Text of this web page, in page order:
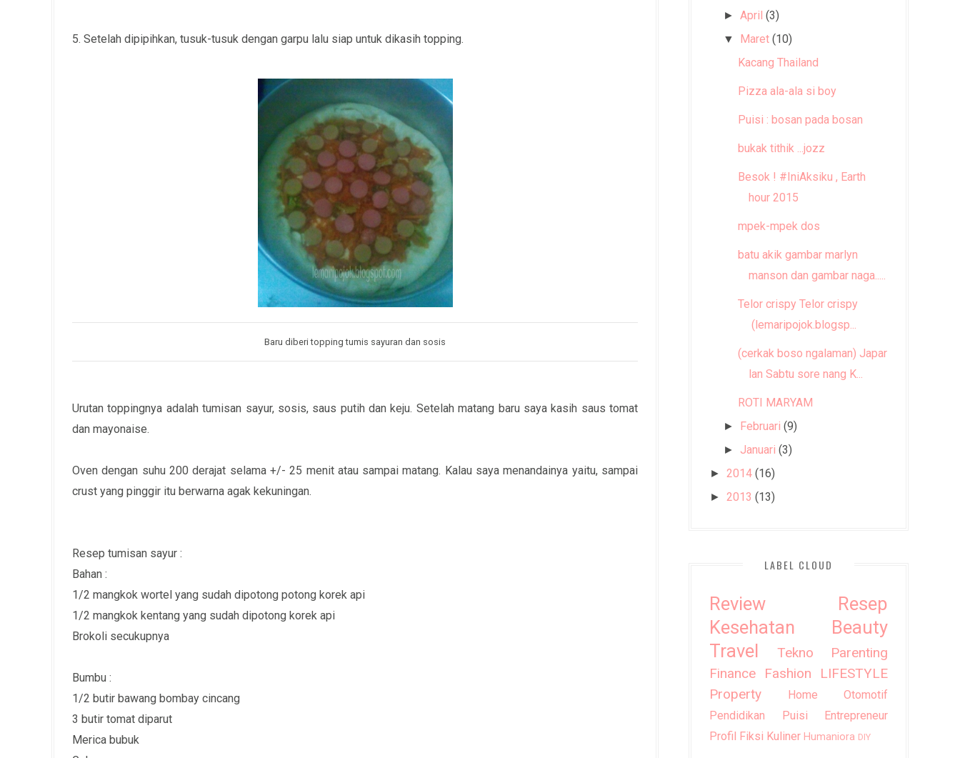
5. Setelah dipipihkan, tusuk-tusuk dengan garpu lalu siap untuk dikasih topping.
Baru diberi topping tumis sayuran dan sosis
Urutan toppingnya adalah tumisan sayur, sosis, saus putih dan keju. Setelah matang baru saya kasih saus tomat
dan mayonaise.
Oven dengan suhu 200 derajat selama +/- 25 menit atau sampai matang. Kalau saya menandainya yaitu, sampai
crust yang pinggir itu berwarna agak kekuningan.
Resep tumisan sayur :
Bahan :
1/2 mangkok wortel yang sudah dipotong potong korek api
1/2 mangkok kentang yang sudah dipotong korek api
Brokoli secukupnya
Bumbu :
1/2 butir bawang bombay cincang
3 butir tomat diparut
Merica bubuk
►April (3)
▼ Maret (10)
Kacang Thailand
Pizza ala-ala si boy
Puisi : bosan pada bosan
bukak tithik ...jozz
Besok ! #IniAksiku , Earth
hour 2015
mpek-mpek dos
batu akik gambar marlyn
manson dan gambar naga.....
Telor crispy Telor crispy
(lemaripojok.blogsp...
(cerkak boso ngalaman) Japar
lan Sabtu sore nang K...
ROTI MARYAM
► Februari (9)
► Januari (3)
► 2014 (16)
► 2013 (13)
LABEL CLOUD
Review
Resep
Kesehatan
Beauty
Travel
Tekno
Parenting
Finance
Fashion
LIFESTYLE
Property
Home
Otomotif
Pendidikan
Puisi
Entrepreneur
Profil Fiksi Kuliner Humaniora DIY